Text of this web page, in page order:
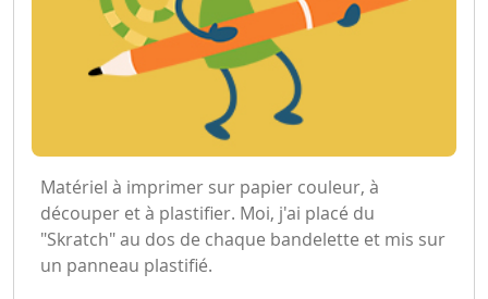
Matériel à imprimer sur papier couleur, à
découper et à plastifier. Moi, j'ai placé du
"Skratch" au dos de chaque bandelette et mis sur
un panneau plastifié.